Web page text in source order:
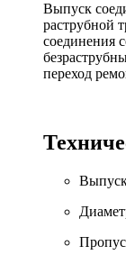
Выпуск
раструбной
соединения
переход